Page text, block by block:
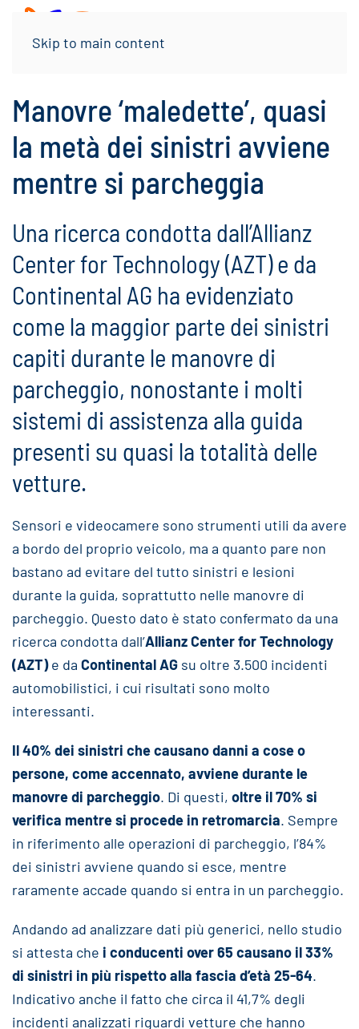
Skip to main content
Manovre ‘maledette’, quasi
la metà dei sinistri avviene
mentre si parcheggia
Una ricerca condotta dall’Allianz
Center for Technology (AZT) e da
Continental AG ha evidenziato
come la maggior parte dei sinistri
capiti durante le manovre di
parcheggio, nonostante i molti
sistemi di assistenza alla guida
presenti su quasi la totalità delle
vetture.
Sensori e videocamere sono strumenti utili da avere
a bordo del proprio veicolo, ma a quanto pare non
bastano ad evitare del tutto sinistri e lesioni
durante la guida, soprattutto nelle manovre di
parcheggio. Questo dato è stato confermato da una
ricerca condotta dall’Allianz Center for Technology
(AZT)e da Continental AG su oltre 3.500 incidenti
automobilistici, i cui risultati sono molto
interessanti.
Il 40% dei sinistri che causano danni a cose o
persone, come accennato, avviene durante le
manovre di parcheggio. Di questi, oltre il 70% si
verifica mentre si procede in retromarcia. Sempre
in riferimento alle operazioni di parcheggio, l’84%
dei sinistri avviene quando si esce, mentre
raramente accade quando si entra in un parcheggio.
Andando ad analizzare dati più generici, nello studio
si attesta che i conducenti over 65 causano il 33%
di sinistri in più rispetto alla fascia d’età 25-64.
Indicativo anche il fatto che circa il 41,7% degli
incidenti analizzati riguardi vetture che hanno